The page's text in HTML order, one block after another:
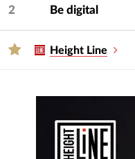
2 Be digital
Height Line